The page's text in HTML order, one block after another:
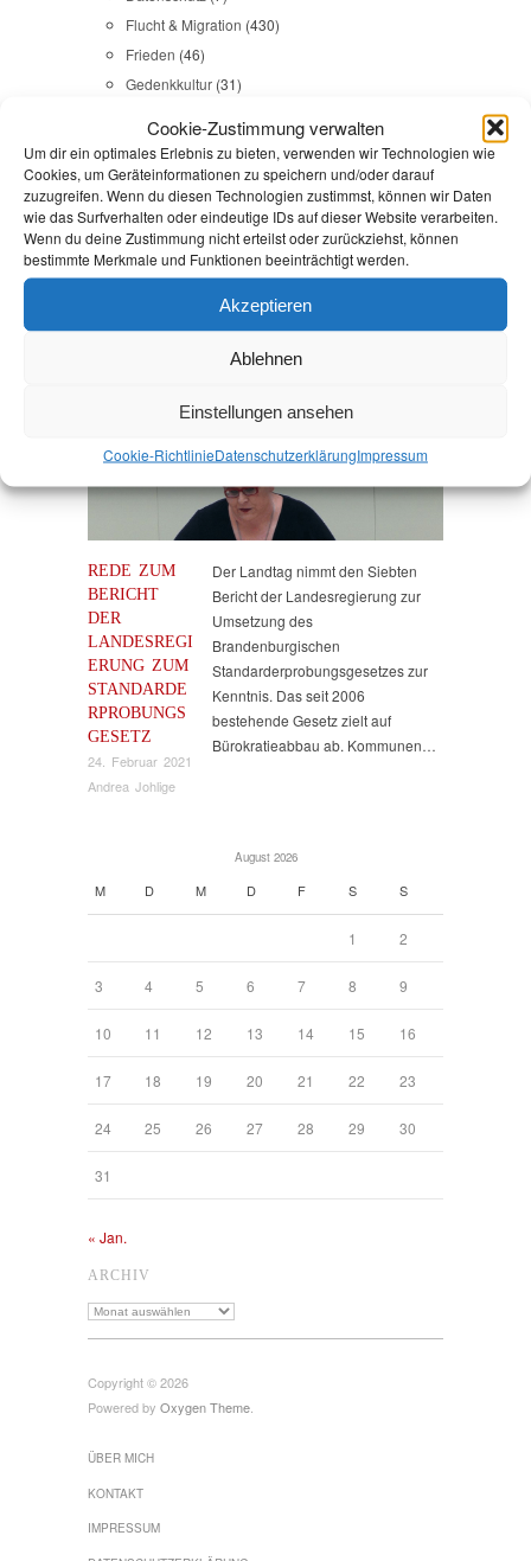
Cookie-Zustimmung verwalten
Um dir ein optimales Erlebnis zu bieten, verwenden wir Technologien wie
Cookies, um Geräteinformationen zu speichern und/oder darauf
zuzugreifen. Wenn du diesen Technologien zustimmst, können wir Daten
wie das Surfverhalten oder eindeutige IDs auf dieser Website verarbeiten.
Wenn du deine Zustimmung nicht erteilst oder zurückziehst, können
bestimmte Merkmale und Funktionen beeinträchtigt werden.
Akzeptieren
Ablehnen
Einstellungen ansehen
Cookie-RichtlinieDatenschutz­erklärungImpressum
Flucht & Migration (430)
Frieden (46)
Gedenkkultur (31)
Internationales(65)
Kommunales (107)
LINKES(108)
NSU (29)
REDE ZUM
BERICHT
DER
LANDESREGI
ERUNG ZUM
STANDARDE
RPROBUNGS
GESETZ
24. Februar 2021
Andrea Johlige
Kommunales
Der Landtag nimmt den Siebten
Bericht der Landesregierung zur
Umsetzung des
Brandenburgischen
Standarderprobungsgesetzes zur
Kenntnis. Das seit 2006
bestehende Gesetz zielt auf
Bürokratieabbau ab. Kommunen…
August 2026
M D M D F S S
1 2
3 4 5 6 7 8 9
10 11 12 13 14 15 16
17 18 19 20 21 22 23
24 25 26 27 28 29 30
31
« Jan.
ARCHIV
Archiv
Copyright © 2026
Powered by Oxygen Theme.
ÜBER MICH
KONTAKT
IMPRESSUM